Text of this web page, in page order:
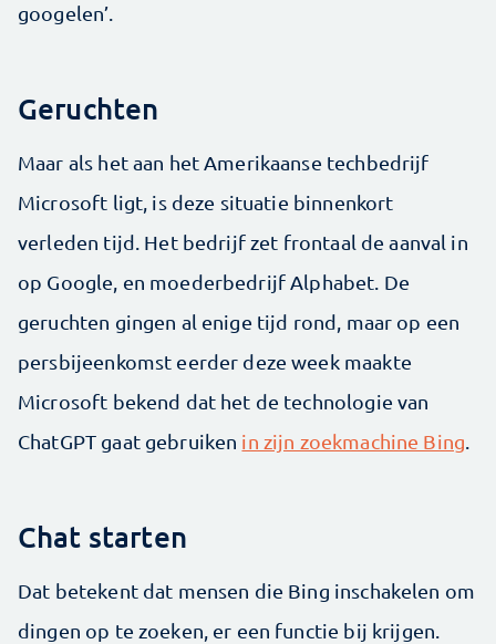
googelen’.
Geruchten
Maar als het aan het Amerikaanse techbedrijf
Microsoft ligt, is deze situatie binnenkort
verleden tijd. Het bedrijf zet frontaal de aanval in
op Google, en moederbedrijf Alphabet. De
geruchten gingen al enige tijd rond, maar op een
persbijeenkomst eerder deze week maakte
Microsoft bekend dat het de technologie van
ChatGPT gaat gebruiken in zijn zoekmachine Bing.
Chat starten
Dat betekent dat mensen die Bing inschakelen om
dingen op te zoeken, er een functie bij krijgen.